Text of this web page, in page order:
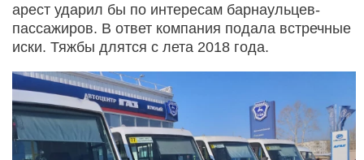
арест ударил бы по интересам барнаульцев-
пассажиров. В ответ компания подала встречные
иски. Тяжбы длятся с лета 2018 года.